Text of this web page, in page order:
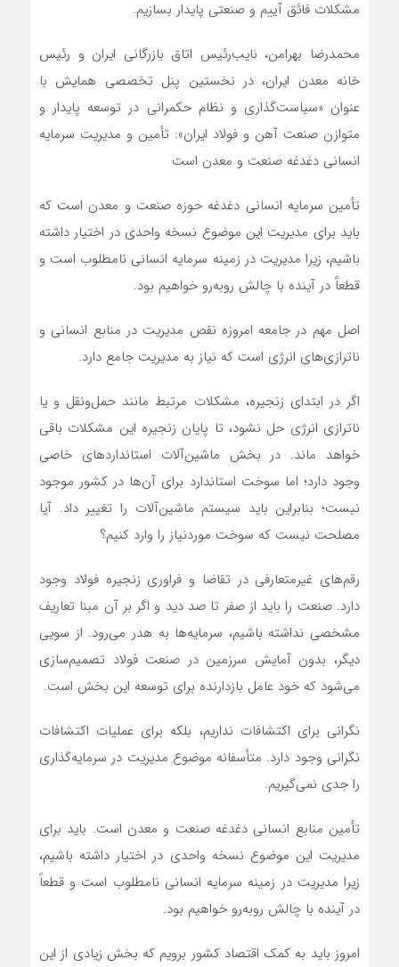
مشکلات فائق آییم و صنعتی پایدار بسازیم.
محمدرضا بهرامن، نایب‌رئیس اتاق بازرگانی ایران و رئیس
خانه معدن ایران، در نخستین پنل تخصصی همایش با
عنوان «سیاست‌گذاری و نظام حکمرانی در توسعه پایدار و
متوازن صنعت آهن و فولاد ایران»: تأمین و مدیریت سرمایه
انسانی دغدغه صنعت و معدن است
تأمین سرمایه انسانی دغدغه حوزه صنعت و معدن است که
باید برای مدیریت این موضوع نسخه واحدی در اختیار داشته
باشیم، زیرا مدیریت در زمینه سرمایه انسانی نامطلوب است و
قطعاً در آینده با چالش روبه‌رو خواهیم بود.
اصل مهم در جامعه امروزه نقص مدیریت در منابع انسانی و
ناترازی‌های انرژی است که نیاز به مدیریت جامع دارد.
اگر در ابتدای زنجیره، مشکلات مرتبط مانند حمل‌ونقل و یا
ناترازی انرژی حل نشود، تا پایان زنجیره این مشکلات باقی
خواهد ماند. در بخش ماشین‌آلات استانداردهای خاصی
وجود دارد؛ اما سوخت استاندارد برای آن‌ها در کشور موجود
نیست؛ بنابراین باید سیستم ماشین‌آلات را تغییر داد. آیا
مصلحت نیست که سوخت موردنیاز را وارد کنیم؟
رقم‌های غیرمتعارفی در تقاضا و فراوری زنجیره فولاد وجود
دارد. صنعت را باید از صفر تا صد دید و اگر بر آن مبنا تعاریف
مشخصی نداشته باشیم، سرمایه‌ها به هدر می‌رود. از سویی
دیگر، بدون آمایش سرزمین در صنعت فولاد تصمیم‌سازی
می‌شود که خود عامل بازدارنده برای توسعه این بخش است.
نگرانی برای اکتشافات نداریم، بلکه برای عملیات اکتشافات
نگرانی وجود دارد. متأسفانه موضوع مدیریت در سرمایه‌گذاری
را جدی نمی‌گیریم.
تأمین منابع انسانی دغدغه صنعت و معدن است. باید برای
مدیریت این موضوع نسخه واحدی در اختیار داشته باشیم،
زیرا مدیریت در زمینه سرمایه انسانی نامطلوب است و قطعاً
در آینده با چالش روبه‌رو خواهیم بود.
امروز باید به کمک اقتصاد کشور برویم که بخش زیادی از این